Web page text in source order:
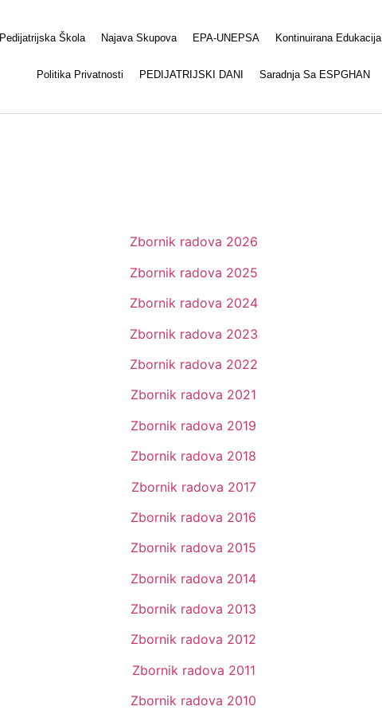
Pedijatrijska Škola Najava Skupova EPA-UNEPSA Kontinuirana Edukacija
Politika Privatnosti PEDIJATRIJSKI DANI Saradnja Sa ESPGHAN
Zbornik radova 2026
Zbornik radova 2025
Zbornik radova 2024
Zbornik radova 2023
Zbornik radova 2022
Zbornik radova 2021
Zbornik radova 2019
Zbornik radova 2018
Zbornik radova 2017
Zbornik radova 2016
Zbornik radova 2015
Zbornik radova 2014
Zbornik radova 2013
Zbornik radova 2012
Zbornik radova 2011
Zbornik radova 2010